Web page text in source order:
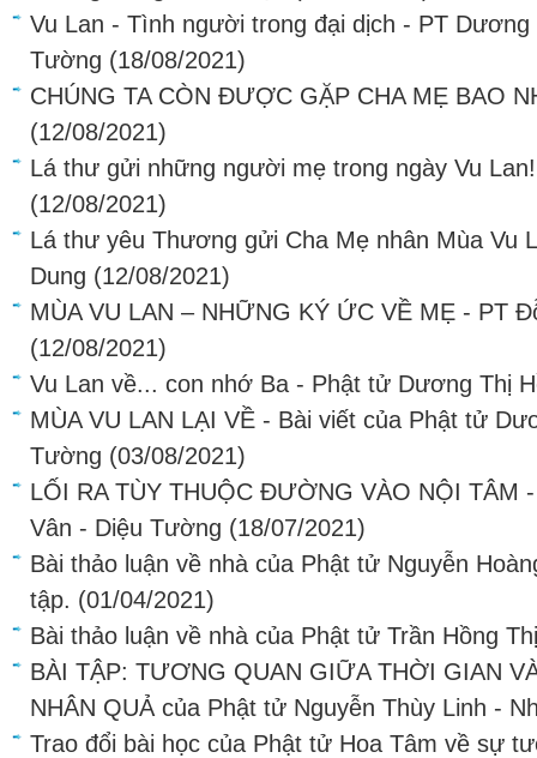
Vu Lan - Tình người trong đại dịch - PT Dương
Tường (18/08/2021)
CHÚNG TA CÒN ĐƯỢC GẶP CHA MẸ BAO
(12/08/2021)
Lá thư gửi những người mẹ trong ngày Vu
(12/08/2021)
Lá thư yêu Thương gửi Cha Mẹ nhân Mùa Vu
Dung (12/08/2021)
MÙA VU LAN – NHỮNG KÝ ỨC VỀ MẸ - PT
(12/08/2021)
Vu Lan về... con nhớ Ba - Phật tử Dương Thị
MÙA VU LAN LẠI VỀ - Bài viết của Phật tử
Tường (03/08/2021)
LỐI RA TÙY THUỘC ĐƯỜNG VÀO NỘI TÂM
Vân - Diệu Tường (18/07/2021)
Bài thảo luận về nhà của Phật tử Nguyễn
tập. (01/04/2021)
Bài thảo luận về nhà của Phật tử Trần Hồng
BÀI TẬP: TƯƠNG QUAN GIỮA THỜI GIAN
NHÂN QUẢ của Phật tử Nguyễn Thùy Linh -
Trao đổi bài học của Phật tử Hoa Tâm về sự